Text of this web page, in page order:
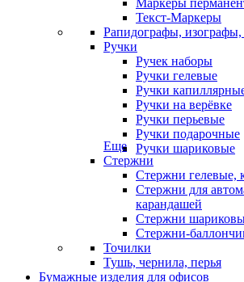
Маркеры
Текст-Маркеры
Рапидографы,
Ручки
Ручек наборы
Ручки гелевые
Ручки
Ручки на верёвке
Ручки перьевые
Ручки подарочные
Ручки шариковые
Еще
Стержни
Стержни гелевые,
Стержни для
карандашей
Стержни
Стержни-
Точилки
Тушь, чернила, перья
Бумажные изделия для офисов